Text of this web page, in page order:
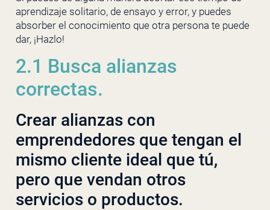
aprendizaje solitario, de ensayo y error, y puedes
absorber el conocimiento que otra persona te puede
dar, ¡Hazlo!
2.1 Busca alianzas
correctas.
Crear alianzas con
emprendedores que tengan el
mismo cliente ideal que tú,
pero que vendan otros
servicios o productos.